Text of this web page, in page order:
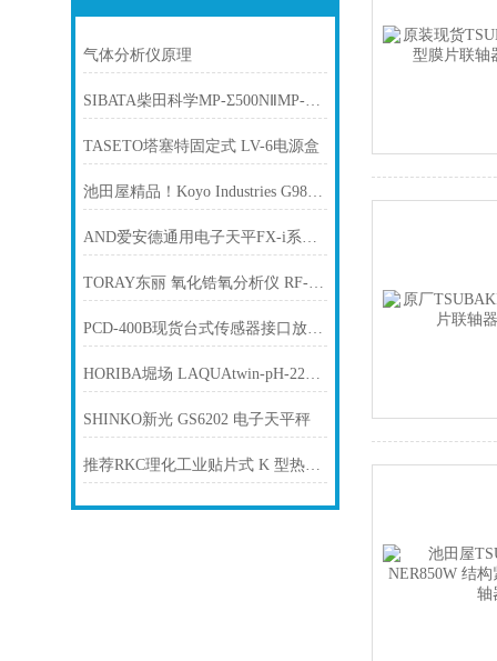
气体分析仪原理
SIBATA柴田科学MP-Σ500NⅡMP-Σ30NⅡMP-Σ300NⅡMP-Σ100HNⅡ泵
TASETO塔塞特固定式 LV-6电源盒
池田屋精品！Koyo Industries G98D 螺纹式手动燃气阀 参数介绍
AND爱安德通用电子天平FX-i系列电子秤 FX-200I
TORAY东丽 氧化锆氧分析仪 RF-400-01
PCD-400B现货台式传感器接口放大器KYOWA共和
HORIBA堀场 LAQUAtwin-pH-22BPH计 池田屋新到货
SHINKO新光 GS6202 电子天平秤
推荐RKC理化工业贴片式 K 型热电偶温度传感器ST-50